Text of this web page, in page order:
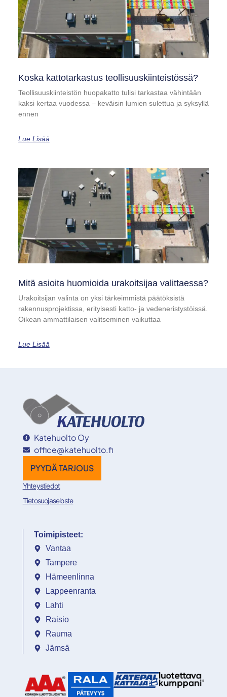
Koska kattotarkastus teollisuuskiinteistössä?
Teollisuuskiinteistön huopakatto tulisi tarkastaa vähintään
kaksi kertaa vuodessa – keväisin lumien sulettua ja syksyllä
ennen
Lue Lisää
Mitä asioita huomioida urakoitsijaa valittaessa?
Urakoitsijan valinta on yksi tärkeimmistä päätöksistä
rakennusprojektissa, erityisesti katto- ja vedeneristystöissä.
Oikean ammattilaisen valitseminen vaikuttaa
Lue Lisää
Katehuolto Oy
office@katehuolto.fi
PYYDÄ TARJOUS
Yhteystiedot
Tietosuojaseloste
Toimipisteet:
Vantaa
Tampere
Hämeenlinna
Lappeenranta
Lahti
Raisio
Rauma
Jämsä